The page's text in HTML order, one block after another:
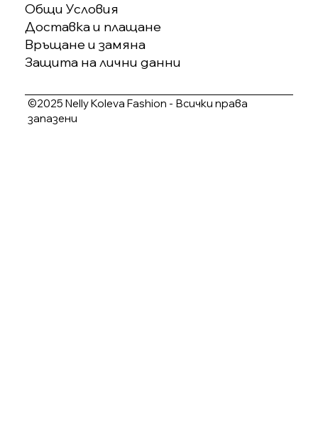
Общи Условия
Доставка и плащане
Връщане и замяна
Защита на лични данни
©2025 Nelly Koleva Fashion - Всички права
запазени